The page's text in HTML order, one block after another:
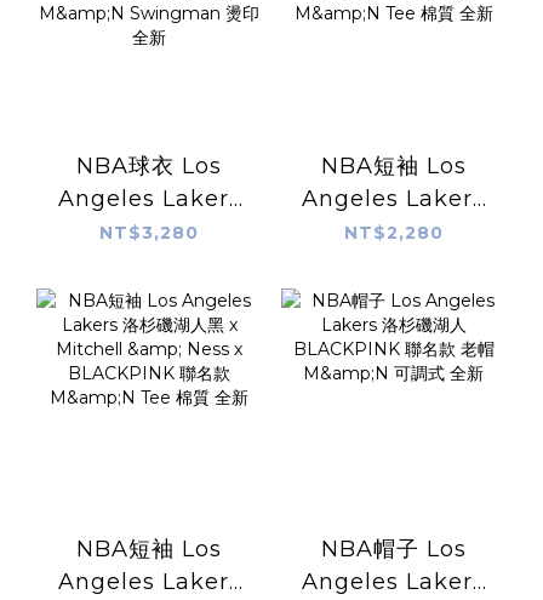
NBA球衣 Los
Angeles Lakers
洛杉磯湖人 x
BLACKPINK 聯名
款 M&N
Swingman 燙印
全新
NT$3,280
NBA短袖 Los
Angeles Lakers
洛杉磯湖人紫 x
BLACKPINK 聯名
款 M&N Tee 棉質
全新
NT$2,280
NBA短袖 Los
Angeles Lakers
NBA帽子 Los
Angeles Lakers